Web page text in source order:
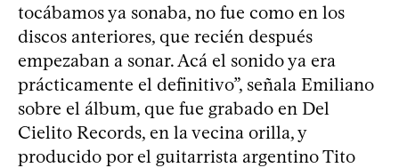
tocábamos ya sonaba, no fue como en los
discos anteriores, que recién después
empezaban a sonar. Acá el sonido ya era
prácticamente el definitivo”, señala Emiliano
sobre el álbum, que fue grabado en Del
Cielito Records, en la vecina orilla, y
producido por el guitarrista argentino Tito